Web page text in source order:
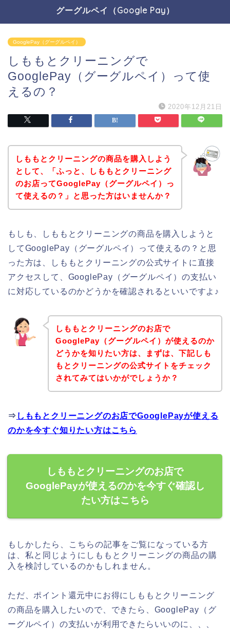
グーグルペイ（Google Pay）
GooglePay（グーグルペイ）
しももとクリーニングで
GooglePay（グーグルペイ）って使
えるの？
2020年12月21日
しももとクリーニングの商品を購入しよう
として、「ふっと、しももとクリーニング
のお店ってGooglePay（グーグルペイ）っ
て使えるの？」と思った方はいませんか？
もしも、しももとクリーニングの商品を購入しようと
してGooglePay（グーグルペイ）って使えるの？と思
った方は、しももとクリーニングの公式サイトに直接
アクセスして、GooglePay（グーグルペイ）の支払い
に対応しているのかどうかを確認されるといいですよ♪
しももとクリーニングのお店で
GooglePay（グーグルペイ）が使えるのか
どうかを知りたい方は、まずは、下記しも
もとクリーニングの公式サイトをチェック
されてみてはいかがでしょうか？
⇒ しももとクリーニングのお店でGooglePayが使える
のかを今すぐ知りたい方はこちら
しももとクリーニングのお店で
GooglePayが使えるのかを今すぐ確認し
たい方はこちら
もしかしたら、こちらの記事をご覧になっている方
は、私と同じようにしももとクリーニングの商品の購
入を検討しているのかもしれません。
ただ、ポイント還元中にお得にしももとクリーニング
の商品を購入したいので、できたら、GooglePay（グ
ーグルペイ）の支払いが利用できたらいいのに、、、